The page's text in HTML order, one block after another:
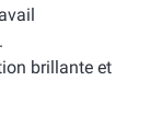
brillante et